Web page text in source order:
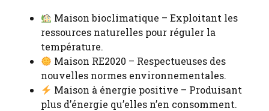
Maison bioclimatique – Exploitant les
ressources naturelles pour réguler la
température.
Maison RE2020 – Respectueuses des
nouvelles normes environnementales.
Maison à énergie positive – Produisant
plus d’énergie qu’elles n’en consomment.